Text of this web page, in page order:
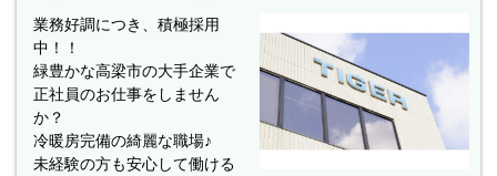
業務好調につき、積極採用
中！！
緑豊かな高梁市の大手企業で
正社員のお仕事をしません
か？
冷暖房完備の綺麗な職場♪
未経験の方も安心して働ける